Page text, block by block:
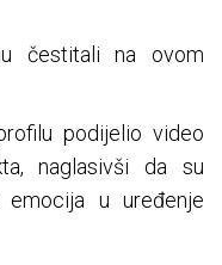
čestitali na ovom
podijelio video
naglasivši da su
u uređenje